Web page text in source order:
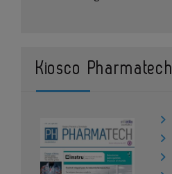
Kiosco Pharmatech